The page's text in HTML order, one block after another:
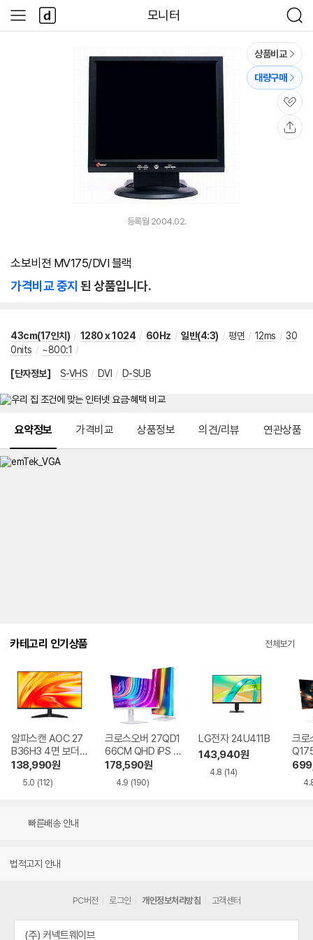
모니터
검
색
사
이
다
나
와
상품비교
대량구매
관
심
등록월 2004.02.
소보비젼 MV175/DVI 블랙
가격비교 중지 된 상품입니다.
43cm(17인치) / 1280 x 1024 / 60Hz / 일반(4:3) / 평면 / 12ms / 30
0nits / ~800:1 /
[단자정보] S-VHS / DVI / D-SUB
요약정보 가격비교 상품정보 의견/리뷰 연관상품
카테고리 인기상품 전체보기
알파스캔 AOC 27
B36H3 4면 보더리
스 IPS 120 시력보
호 무결점
138,990원
5.0 (112)
크로스오버 27QD1
66CM QHD iPS U
SB-C 화이트 Ai 멀
티스탠드
178,590원
4.9 (190)
LG전자 24U411B
143,940원
4.8 (14)
크로
Ai
빠른배송 안내
법적고지 안내
PC버전 로그인 개인정보처리방침 고객센터
(주) 커넥트웨이브